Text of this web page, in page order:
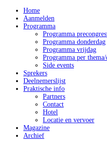
Home
Aanmelden
Programma
Programma
Programma donderdag
Programma vrijdag
Programma per
Side events
Sprekers
Deelnemerslijst
Praktische info
Partners
Contact
Hotel
Locatie en vervoer
Magazine
Archief